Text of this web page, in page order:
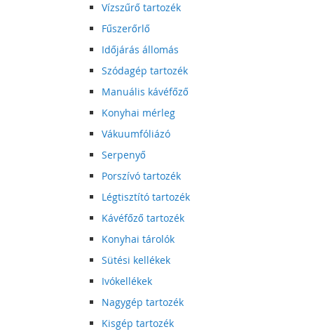
Vízszűrő tartozék
Fűszerőrlő
Időjárás állomás
Szódagép tartozék
Manuális kávéfőző
Konyhai mérleg
Vákuumfóliázó
Serpenyő
Porszívó tartozék
Légtisztító tartozék
Kávéfőző tartozék
Konyhai tárolók
Sütési kellékek
Ivókellékek
Nagygép tartozék
Kisgép tartozék